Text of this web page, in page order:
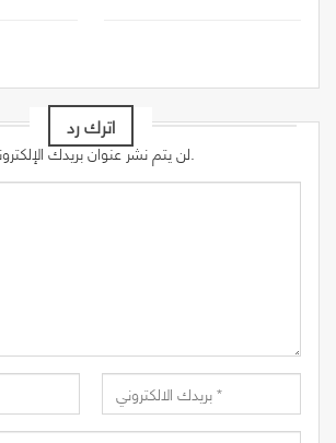
اترك رد
لن يتم نشر عنوان بريدك الإلكتروني.